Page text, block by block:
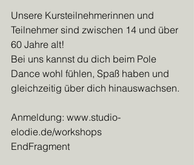
Unsere Kursteilnehmerinnen und
Teilnehmer sind zwischen 14 und über
60 Jahre alt!
Bei uns kannst du dich beim Pole
Dance wohl fühlen, Spaß haben und
gleichzeitig über dich hinauswachsen.
Anmeldung: www.studio-
elodie.de/workshops
EndFragment